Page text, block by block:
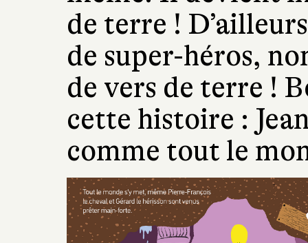
de terre !
de super-héros,
de vers de terre !
cette histoire :
comme tout le